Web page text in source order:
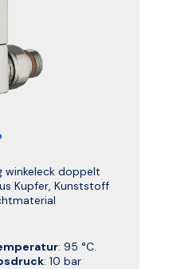
winkeleck doppelt
Kupfer, Kunststoff
: 95 °C.
: 10 bar